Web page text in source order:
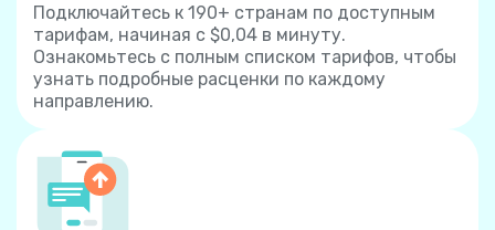
Подключайтесь к 190+ странам по доступным
тарифам, начиная с $0,04 в минуту.
Ознакомьтесь с полным списком тарифов, чтобы
узнать подробные расценки по каждому
направлению.